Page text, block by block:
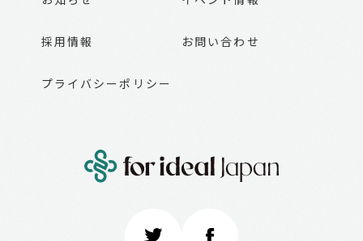
採用情報 お問い合わせ
プライバシーポリシー